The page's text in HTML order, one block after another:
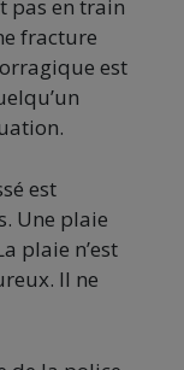
pas en train
fracture
est
est
Une plaie
plaie n’est
Il ne